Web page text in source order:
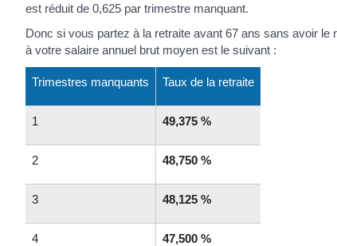
est réduit de 0,625 par trimestre manquant.
Donc si vous partez à la retraite avant 67 ans sans avoir
à votre salaire annuel brut moyen est le suivant :
Trimestres manquants Taux de la retraite
1 49,375 %
2 48,750 %
3 48,125 %
4 47,500 %